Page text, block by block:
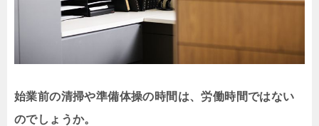
始業前の清掃や準備体操の時間は、労働時間ではない
のでしょうか。